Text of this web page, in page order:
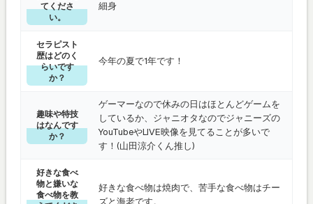
てくださ
い。
細身
セラピスト
歴はどのく
らいです
か？
今年の夏で1年です！
趣味や特技
はなんです
か？
ゲーマーなので休みの日はほとんどゲームを
しているか、ジャニオタなのでジャニーズの
YouTubeやLIVE映像を見てることが多いで
す！(山田涼介くん推し)
好きな食べ
物と嫌いな
食べ物を教
好きな食べ物は焼肉で、苦手な食べ物はチー